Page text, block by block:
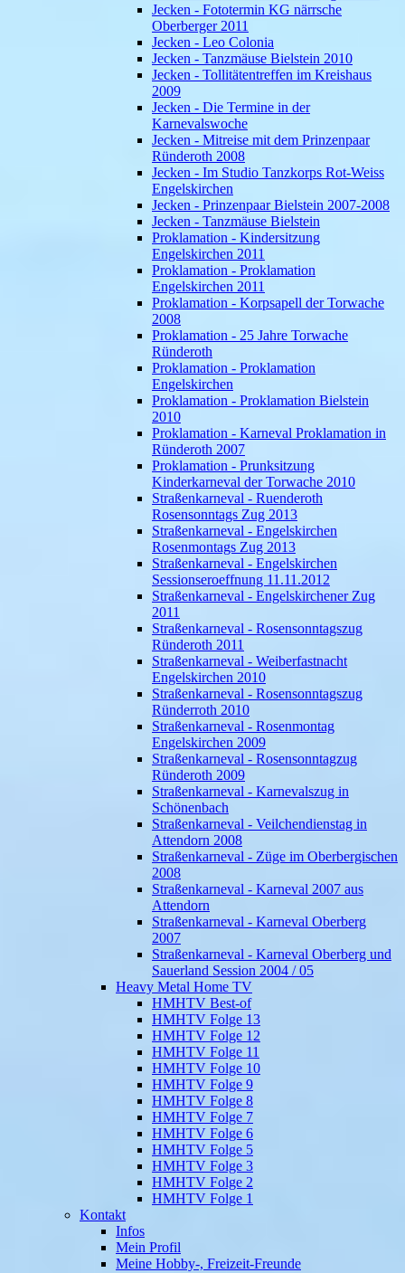
Jecken - Fototermin KG närrsche
Oberberger 2011
Jecken - Leo Colonia
Jecken - Tanzmäuse Bielstein 2010
Jecken - Tollitätentreffen im Kreishaus
2009
Jecken - Die Termine in der
Karnevalswoche
Jecken - Mitreise mit dem Prinzenpaar
Ründeroth 2008
Jecken - Im Studio Tanzkorps Rot-Weiss
Engelskirchen
Jecken - Prinzenpaar Bielstein 2007-2008
Jecken - Tanzmäuse Bielstein
Proklamation - Kindersitzung
Engelskirchen 2011
Proklamation - Proklamation
Engelskirchen 2011
Proklamation - Korpsapell der Torwache
2008
Proklamation - 25 Jahre Torwache
Ründeroth
Proklamation - Proklamation
Engelskirchen
Proklamation - Proklamation Bielstein
2010
Proklamation - Karneval Proklamation in
Ründeroth 2007
Proklamation - Prunksitzung
Kinderkarneval der Torwache 2010
Straßenkarneval - Ruenderoth
Rosensonntags Zug 2013
Straßenkarneval - Engelskirchen
Rosenmontags Zug 2013
Straßenkarneval - Engelskirchen
Sessionseroeffnung 11.11.2012
Straßenkarneval - Engelskirchener Zug
2011
Straßenkarneval - Rosensonntagszug
Ründeroth 2011
Straßenkarneval - Weiberfastnacht
Engelskirchen 2010
Straßenkarneval - Rosensonntagszug
Ründerroth 2010
Straßenkarneval - Rosenmontag
Engelskirchen 2009
Straßenkarneval - Rosensonntagzug
Ründeroth 2009
Straßenkarneval - Karnevalszug in
Schönenbach
Straßenkarneval - Veilchendienstag in
Attendorn 2008
Straßenkarneval - Züge im Oberbergischen
2008
Straßenkarneval - Karneval 2007 aus
Attendorn
Straßenkarneval - Karneval Oberberg
2007
Straßenkarneval - Karneval Oberberg und
Sauerland Session 2004 / 05
Heavy Metal Home TV
HMHTV Best-of
HMHTV Folge 13
HMHTV Folge 12
HMHTV Folge 11
HMHTV Folge 10
HMHTV Folge 9
HMHTV Folge 8
HMHTV Folge 7
HMHTV Folge 6
HMHTV Folge 5
HMHTV Folge 3
HMHTV Folge 2
HMHTV Folge 1
Kontakt
Infos
Mein Profil
Meine Hobby-, Freizeit-Freunde